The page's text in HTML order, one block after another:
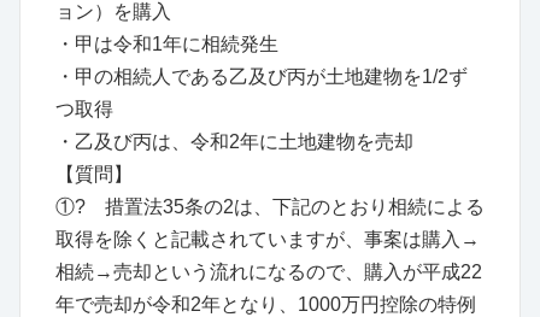
ョン）を購入
・甲は令和1年に相続発生
・甲の相続人である乙及び丙が土地建物を1/2ず
つ取得
・乙及び丙は、令和2年に土地建物を売却
【質問】
①? 措置法35条の2は、下記のとおり相続による
取得を除くと記載されていますが、事案は購入→
相続→売却という流れになるので、購入が平成22
年で売却が令和2年となり、1000万円控除の特例